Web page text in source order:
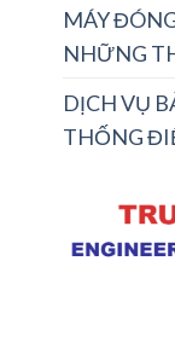
MÁY
NHỮNG
DỊCH VỤ
THỐNG